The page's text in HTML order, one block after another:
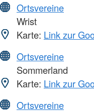
Ortsvereine
Wrist
Karte: Link zur
Ortsvereine
Sommerland
Karte: Link zur
Ortsvereine